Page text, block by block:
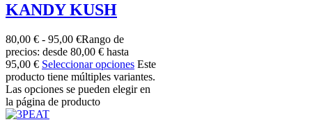
KANDY KUSH
80,00 € - 95,00 €Rango de
precios: desde 80,00 € hasta
95,00 € Seleccionar opciones Este
producto tiene múltiples variantes.
Las opciones se pueden elegir en
la página de producto